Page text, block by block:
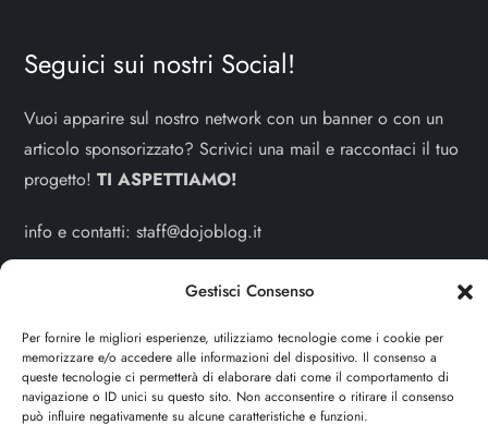
Gestisci Consenso
Per fornire le migliori esperienze, utilizziamo tecnologie come i cookie per
memorizzare e/o accedere alle informazioni del dispositivo. Il consenso a
queste tecnologie ci permetterà di elaborare dati come il comportamento di
navigazione o ID unici su questo sito. Non acconsentire o ritirare il consenso
può influire negativamente su alcune caratteristiche e funzioni.
Seguici sui nostri Social!
Vuoi apparire sul nostro network con un banner o con un
articolo sponsorizzato? Scrivici una mail e raccontaci il tuo
progetto!TI ASPETTIAMO!
info e contatti:staff@dojoblog.it
dojodonna.it è un progetto facente parte del network
legale in Via delle Sirene 34 - Roma - P.iva:
IT13402731007
Sitemap-Privacy Policy-Cookie Policy